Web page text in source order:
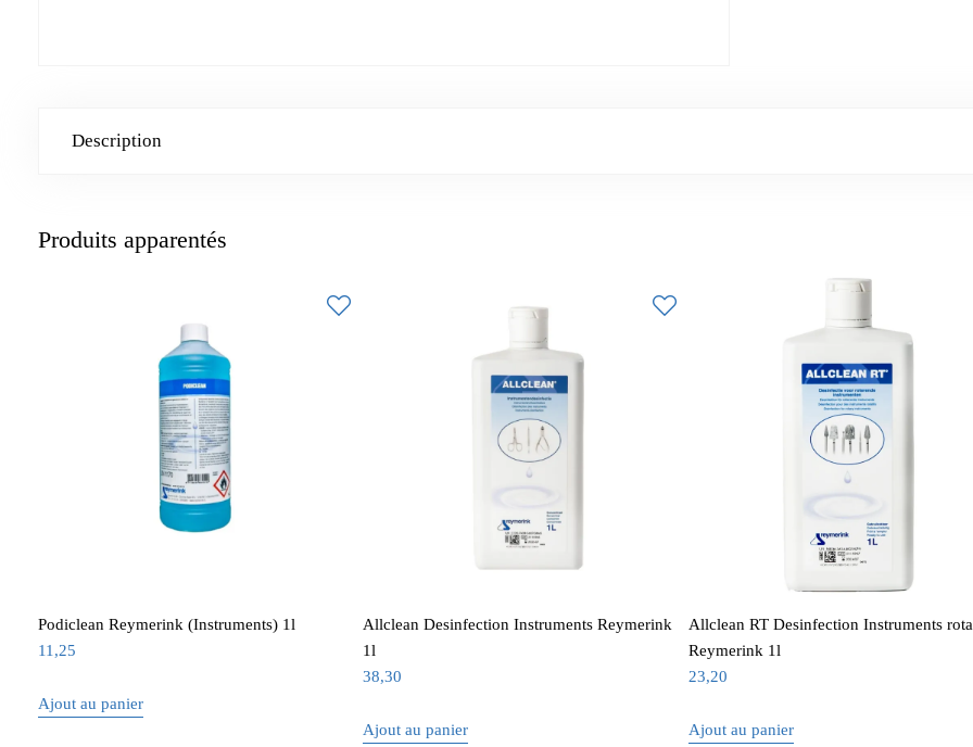
Description
Produits apparentés
Podiclean Reymerink (Instruments) 1l
11,25
Ajout au panier
Allclean Desinfection Instruments Reymerink
1l
38,30
Ajout au panier
Allclean RT Desinfection Instruments
Reymerink 1l
23,20
Ajout au panier